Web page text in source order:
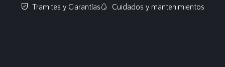
Tramites y Garantías
Cuidados y mantenimientos